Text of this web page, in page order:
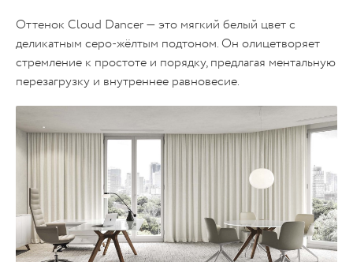
Оттенок Cloud Dancer — это мягкий белый цвет с
деликатным серо-жёлтым подтоном. Он олицетворяет
стремление к простоте и порядку, предлагая ментальную
перезагрузку и внутреннее равновесие.